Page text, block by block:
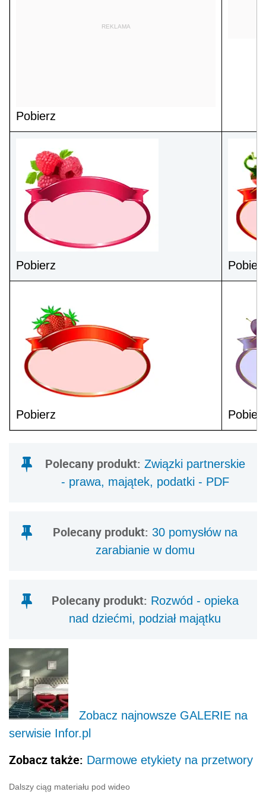
REKLAMA
Pobierz
Pobierz
Pobierz
Polecany produkt: Związki partnerskie
- prawa, majątek, podatki - PDF
Polecany produkt: 30 pomysłów na
zarabianie w domu
Polecany produkt: Rozwód - opieka
nad dziećmi, podział majątku
Zobacz najnowsze GALERIE na
serwisie Infor.pl
Zobacz także: Darmowe etykiety na przetwory
Dalszy ciąg materiału pod wideo